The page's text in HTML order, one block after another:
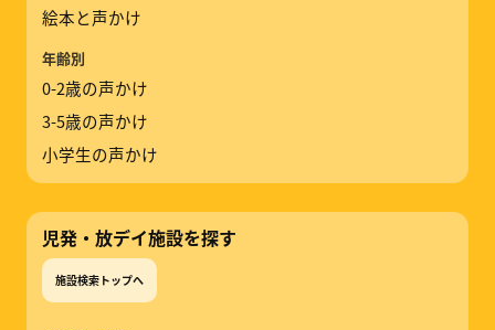
絵本と声かけ
年齢別
0-2歳の声かけ
3-5歳の声かけ
小学生の声かけ
児発・放デイ施設を探す
施設検索トップへ